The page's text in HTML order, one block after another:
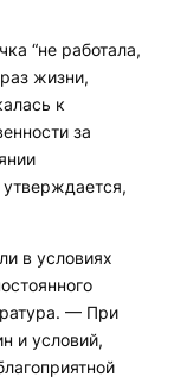
“не работала,
жизни,
к
за
утверждается,
в условиях
— При
и условий,